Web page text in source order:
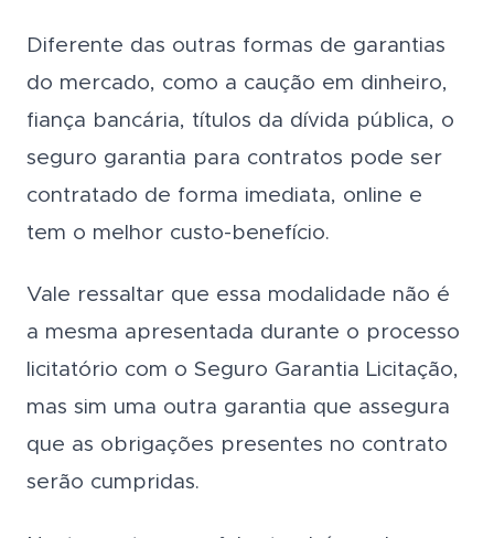
Diferente das outras formas de garantias
do mercado, como a caução em dinheiro,
fiança bancária, títulos da dívida pública, o
seguro garantia para contratos pode ser
contratado de forma imediata, online e
tem o melhor custo-benefício.
Vale ressaltar que essa modalidade não é
a mesma apresentada durante o processo
licitatório com o Seguro Garantia Licitação,
mas sim uma outra garantia que assegura
que as obrigações presentes no contrato
serão cumpridas.